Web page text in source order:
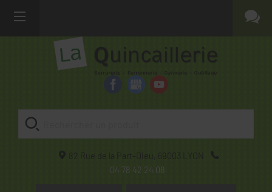
82 Rue de la Part-Dieu, 69003
LYON
04 78 42 24 08